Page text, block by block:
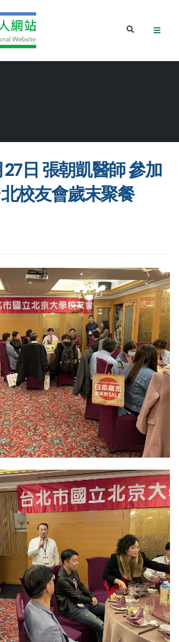
日 張朝凱醫師 參加
校友會歲末聚餐